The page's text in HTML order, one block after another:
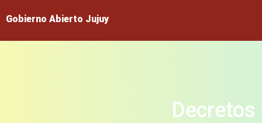
Gobierno Abierto Jujuy